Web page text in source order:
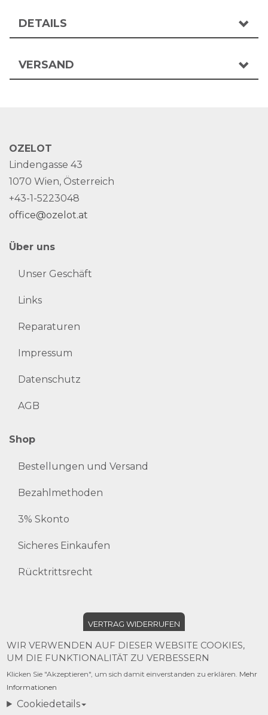
DETAILS
VERSAND
OZELOT
Lindengasse 43
1070 Wien, Österreich
+43-1-5223048
office@ozelot.at
Über uns
Unser Geschäft
Links
Reparaturen
Impressum
Datenschutz
AGB
Shop
Bestellungen und Versand
Bezahlmethoden
3% Skonto
Sicheres Einkaufen
Rücktrittsrecht
VERTRAG WIDERRUFEN
©2020 OZELOT
created byt thaler services gmbh
WIR VERWENDEN AUF DIESER WEBSITE COOKIES,
UM DIE FUNKTIONALITÄT ZU VERBESSERN
Klicken Sie "Akzeptieren", um sich damit einverstanden zu erklären. Mehr
Informationen
Cookiedetails